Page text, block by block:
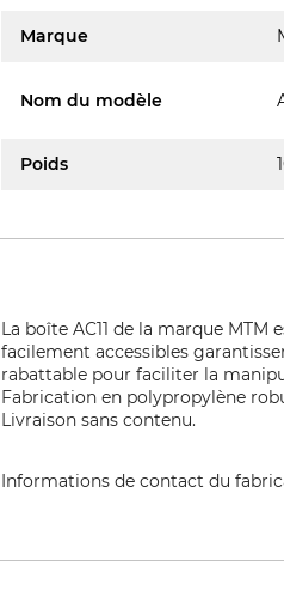
Marque
Nom du modèle
Poids
La boîte AC11 de la marque
facilement accessibles
rabattable pour faciliter la
Fabrication en polypropylène
Livraison sans contenu.
Informations de contact du